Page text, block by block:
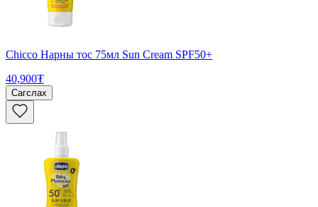
Chicco Нарны тос 75мл Sun Cream SPF50+
40,900₮
Сагслах